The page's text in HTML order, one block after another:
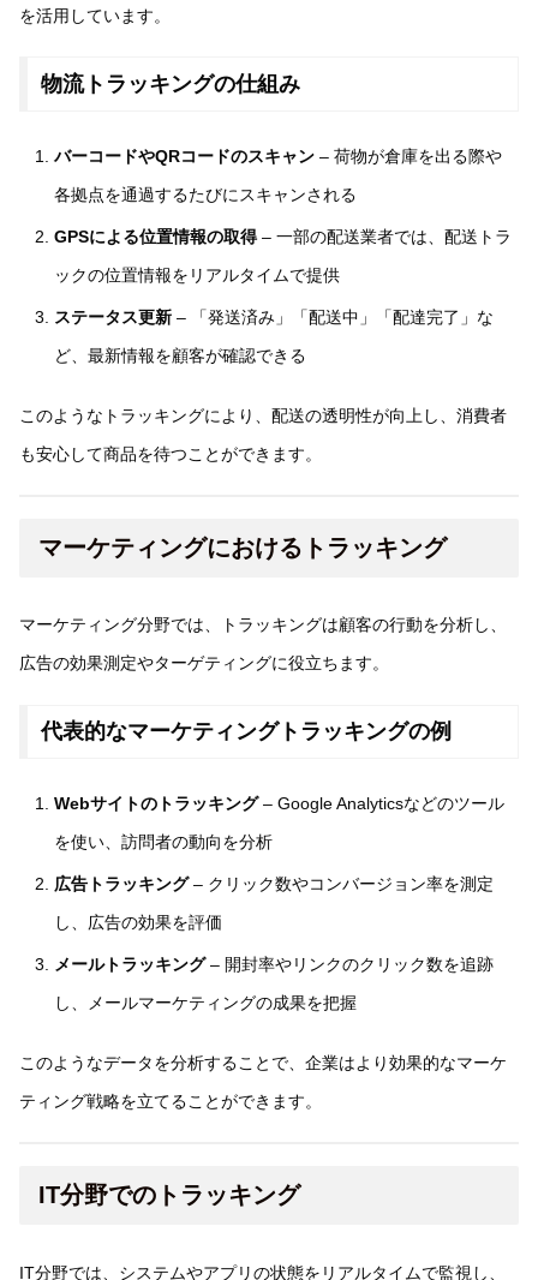
を活用しています。
物流トラッキングの仕組み
バーコードやQRコードのスキャン– 荷物が倉庫を出る際や
各拠点を通過するたびにスキャンされる
GPSによる位置情報の取得– 一部の配送業者では、配送トラ
ックの位置情報をリアルタイムで提供
ステータス更新– 「発送済み」「配送中」「配達完了」な
ど、最新情報を顧客が確認できる
このようなトラッキングにより、配送の透明性が向上し、消費者
も安心して商品を待つことができます。
マーケティングにおけるトラッキング
マーケティング分野では、トラッキングは顧客の行動を分析し、
広告の効果測定やターゲティングに役立ちます。
代表的なマーケティングトラッキングの例
Webサイトのトラッキング– Google Analyticsなどのツール
を使い、訪問者の動向を分析
広告トラッキング– クリック数やコンバージョン率を測定
し、広告の効果を評価
メールトラッキング– 開封率やリンクのクリック数を追跡
し、メールマーケティングの成果を把握
このようなデータを分析することで、企業はより効果的なマーケ
ティング戦略を立てることができます。
IT分野でのトラッキング
IT分野では、システムやアプリの状態をリアルタイムで監視し、